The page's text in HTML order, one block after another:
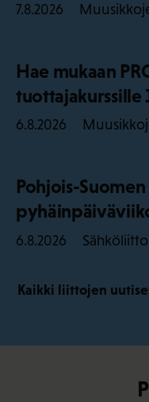
7.8.2026
Hae mukaan
tuottajakurssille
6.8.2026
Pohjois-
6.8.2026 Sähköliitto
Kaikki liittojen